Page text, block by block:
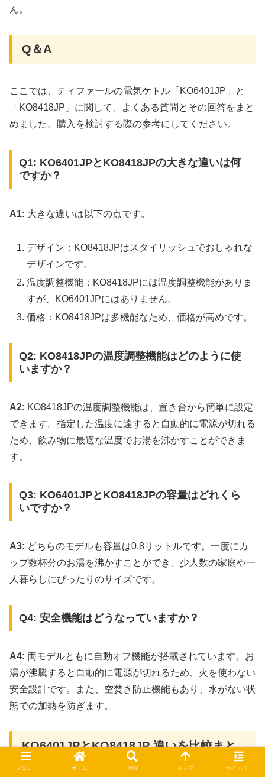
ん。
Q＆A
ここでは、ティファールの電気ケトル「KO6401JP」と
「KO8418JP」に関して、よくある質問とその回答をまと
めました。購入を検討する際の参考にしてください。
Q1: KO6401JPとKO8418JPの大きな違いは何
ですか？
A1: 大きな違いは以下の点です。
デザイン：KO8418JPはスタイリッシュでおしゃれな
デザインです。
温度調整機能：KO8418JPには温度調整機能がありま
すが、KO6401JPにはありません。
価格：KO8418JPは多機能なため、価格が高めです。
Q2: KO8418JPの温度調整機能はどのように使
いますか？
A2: KO8418JPの温度調整機能は、置き台から簡単に設定
できます。指定した温度に達すると自動的に電源が切れる
ため、飲み物に最適な温度でお湯を沸かすことができま
す。
Q3: KO6401JPとKO8418JPの容量はどれくら
いですか？
A3: どちらのモデルも容量は0.8リットルです。一度にカ
ップ数杯分のお湯を沸かすことができ、少人数の家庭や一
人暮らしにぴったりのサイズです。
Q4: 安全機能はどうなっていますか？
A4: 両モデルともに自動オフ機能が搭載されています。お
湯が沸騰すると自動的に電源が切れるため、火を使わない
安全設計です。また、空焚き防止機能もあり、水がない状
態での加熱を防ぎます。
KO6401JPとKO8418JP 違いを比較まと
め
メニュー ホーム 検索 トップ サイドバー